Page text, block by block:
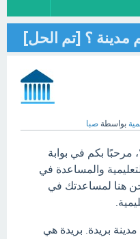
مدينة ؟ [تم الحل]
بواسطة صبا
مرحبًا بكم في بوابة
والمساعدة في
هنا لمساعدتك في
بريدة. بريدة هي